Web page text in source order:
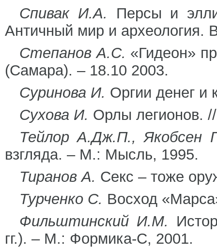
Спивак И.А.
Персы и
Античный мир и археология.
Степанов А.С. «Гидеон»
(Самара). – 18.10 2003.
Суринова И. Оргии денег
Сухова И. Орлы легионов.
Тейлор А.Дж.П., Якобсен
взгляда. – М.: Мысль, 1995.
Тиранов А. Секс – тоже
Турченко С. Восход
Фильштинский И.М.
гг.). – М.: Формика-С, 2001.